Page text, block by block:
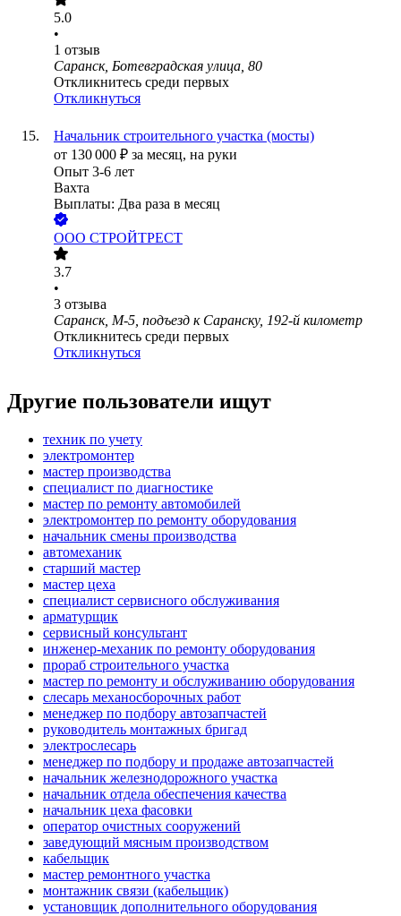
5.0
•
1 отзыв
Саранск, Ботевградская улица, 80
Откликнитесь среди первых
Откликнуться
Начальник строительного участка (мосты)
от 130 000 ₽ за месяц, на руки
Опыт 3-6 лет
Вахта
Выплаты: Два раза в месяц
ООО СТРОЙТРЕСТ
3.7
•
3 отзыва
Саранск, М-5, подъезд к Саранску, 192-й километр
Откликнитесь среди первых
Откликнуться
Другие пользователи ищут
техник по учету
электромонтер
мастер производства
специалист по диагностике
мастер по ремонту автомобилей
электромонтер по ремонту оборудования
начальник смены производства
автомеханик
старший мастер
мастер цеха
специалист сервисного обслуживания
арматурщик
сервисный консультант
инженер-механик по ремонту оборудования
прораб строительного участка
мастер по ремонту и обслуживанию оборудования
слесарь механосборочных работ
менеджер по подбору автозапчастей
руководитель монтажных бригад
электрослесарь
менеджер по подбору и продаже автозапчастей
начальник железнодорожного участка
начальник отдела обеспечения качества
начальник цеха фасовки
оператор очистных сооружений
заведующий мясным производством
кабельщик
мастер ремонтного участка
монтажник связи (кабельщик)
установщик дополнительного оборудования